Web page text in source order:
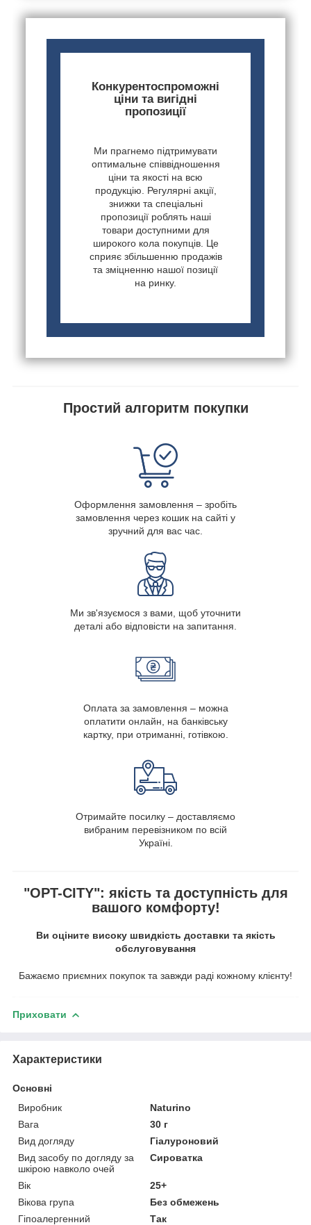
Конкурентоспроможні
ціни та вигідні
пропозиції
Ми прагнемо підтримувати
оптимальне співвідношення
ціни та якості на всю
продукцію. Регулярні акції,
знижки та спеціальні
пропозиції роблять наші
товари доступними для
широкого кола покупців. Це
сприяє збільшенню продажів
та зміцненню нашої позиції
на ринку.
Простий алгоритм покупки
Оформлення замовлення – зробіть
замовлення через кошик на сайті у
зручний для вас час.
Ми зв'язуємося з вами, щоб уточнити
деталі або відповісти на запитання.
Оплата за замовлення – можна
оплатити онлайн, на банківську
картку, при отриманні, готівкою.
Отримайте посилку – доставляємо
вибраним перевізником по всій
Україні.
"OPT-CITY": якість та доступність для
вашого комфорту!
Ви оціните високу швидкість доставки та якість
обслуговування
Бажаємо приємних покупок та завжди раді кожному клієнту!
Приховати
Характеристики
Основні
Виробник
Naturino
Вага
30 г
Вид догляду
Гіалуроновий
Вид засобу по догляду за
шкірою навколо очей
Сироватка
Вік
25+
Вікова група
Без обмежень
Гіпоалергенний
Так